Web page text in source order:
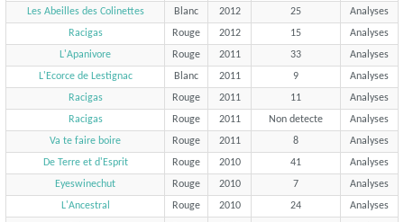
Les Abeilles des Colinettes
Blanc 2012 25
Analyses
Racigas
Rouge 2012 15
Analyses
L'Apanivore
Rouge 2011 33
Analyses
L'Ecorce de Lestignac
Blanc 2011 9
Analyses
Racigas
Rouge 2011 11
Analyses
Racigas
Rouge 2011 Non detecte
Analyses
Va te faire boire
Rouge 2011 8
Analyses
De Terre et d'Esprit
Rouge 2010 41
Analyses
Eyeswinechut
Rouge 2010 7
Analyses
L'Ancestral
Rouge 2010 24
Analyses